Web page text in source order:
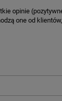
opinie
one od